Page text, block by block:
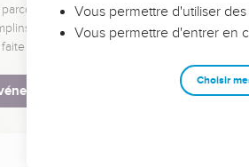
et les clés pour avancer avec plus
Que vous guidiez un ministère, une
pour vous.
Vous permettre d'utiliser
Vous permettre d'entrer en
Choisir